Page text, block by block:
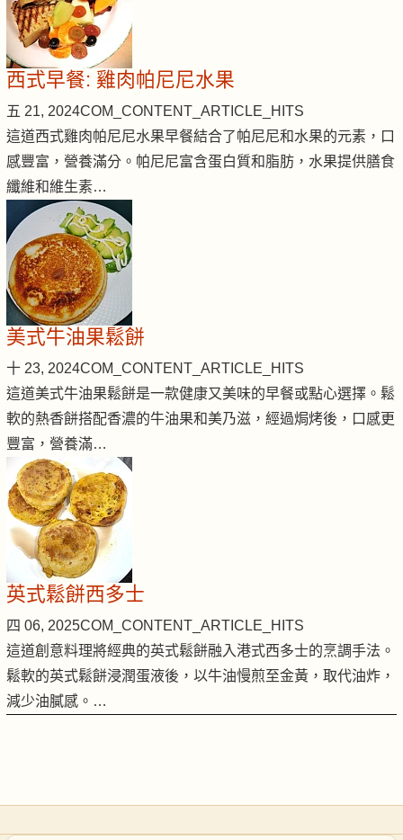
西式早餐: 雞肉帕尼尼水果
五 21, 2024COM_CONTENT_ARTICLE_HITS
這道西式雞肉帕尼尼水果早餐結合了帕尼尼和水果的元素，口
感豐富，營養滿分。帕尼尼富含蛋白質和脂肪，水果提供膳食
纖維和維生素…
美式牛油果鬆餅
十 23, 2024COM_CONTENT_ARTICLE_HITS
這道美式牛油果鬆餅是一款健康又美味的早餐或點心選擇。鬆
軟的熱香餅搭配香濃的牛油果和美乃滋，經過焗烤後，口感更
豐富，營養滿…
英式鬆餅西多士
四 06, 2025COM_CONTENT_ARTICLE_HITS
這道創意料理將經典的英式鬆餅融入港式西多士的烹調手法。
鬆軟的英式鬆餅浸潤蛋液後，以牛油慢煎至金黃，取代油炸，
減少油膩感。…